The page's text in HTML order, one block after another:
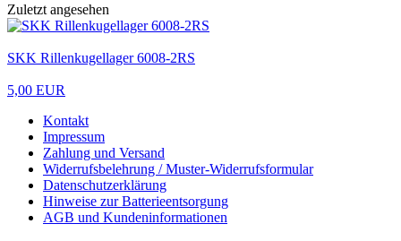
Zuletzt angesehen
SKK Rillenkugellager 6008-2RS
5,00 EUR
Kontakt
Impressum
Zahlung und Versand
Widerrufsbelehrung / Muster-Widerrufsformular
Datenschutzerklärung
Hinweise zur Batterieentsorgung
AGB und Kundeninformationen